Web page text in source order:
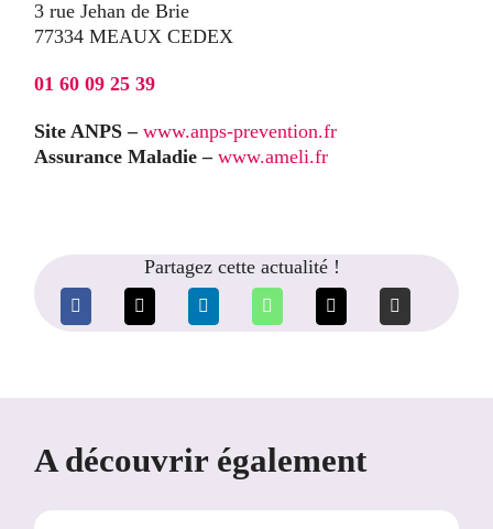
3 rue Jehan de Brie
77334 MEAUX CEDEX
01 60 09 25 39
Site ANPS – www.anps-prevention.fr
Assurance Maladie – www.ameli.fr
Partagez cette actualité !
A découvrir également